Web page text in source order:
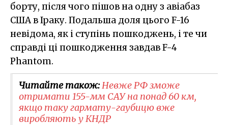
борту, після чого пішов на одну з авіабаз
США в Іраку. Подальша доля цього F-16
невідома, як і ступінь пошкоджень, і те чи
справді ці пошкодження завдав F-4
Phantom.
Читайте також:Невже РФ зможе
отримати 155-мм САУ на понад 60 км,
якщо таку гармату-гаубицю вже
виробляють у КНДР